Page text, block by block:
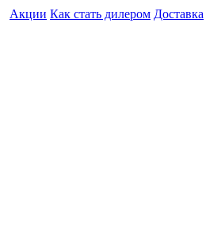
Акции Как стать дилером Доставка